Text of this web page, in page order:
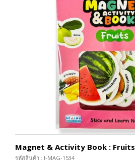
Magnet & Activity Book : Fruits
รหัสสินค้า : I-MAG-1534